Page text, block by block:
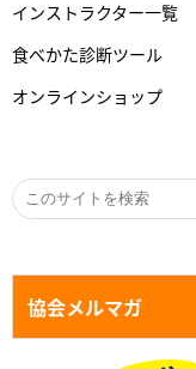
インストラクター一覧
食べかた診断ツール
オンラインショップ
協会メルマガ